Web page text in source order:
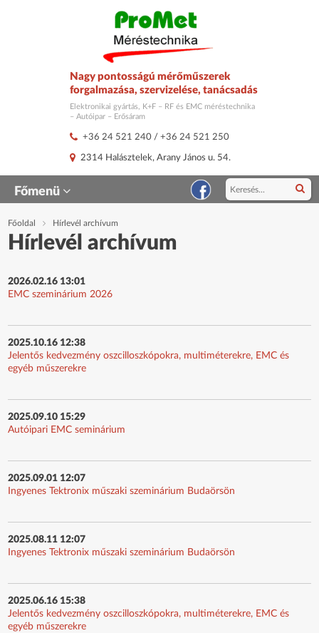
Nagy pontosságú mérőműszerek
forgalmazása, szervizelése, tanácsadás
Elektronikai gyártás, K+F – RF és EMC méréstechnika
– Autóipar – Erősáram
+36 24 521 240 /+36 24 521 250
2314 Halásztelek, Arany János u. 54.
Főmenü
Főoldal Hírlevél archívum
Hírlevél archívum
2026.02.16 13:01
EMC szeminárium 2026
2025.10.16 12:38
Jelentős kedvezmény oszcilloszkópokra, multiméterekre, EMC és
egyéb műszerekre
2025.09.10 15:29
Autóipari EMC seminárium
2025.09.01 12:07
Ingyenes Tektronix műszaki szeminárium Budaörsön
2025.08.11 12:07
Ingyenes Tektronix műszaki szeminárium Budaörsön
2025.06.16 15:38
Jelentős kedvezmény oszcilloszkópokra, multiméterekre, EMC és
egyéb műszerekre